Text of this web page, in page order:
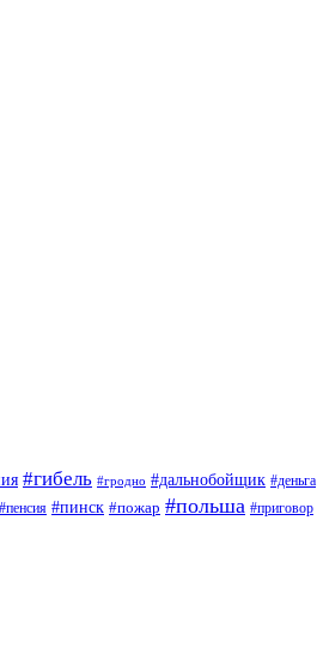
#гибель #гродно #дальнобойщик #деньга
#пенсия #пинск #пожар #польша #приговор